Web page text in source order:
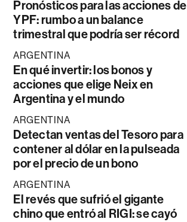
Pronósticos para las acciones de
YPF: rumbo a un balance
trimestral que podría ser récord
ARGENTINA
En qué invertir: los bonos y
acciones que elige Neix en
Argentina y el mundo
ARGENTINA
Detectan ventas del Tesoro para
contener al dólar en la pulseada
por el precio de un bono
ARGENTINA
El revés que sufrió el gigante
chino que entró al RIGI: se cayó